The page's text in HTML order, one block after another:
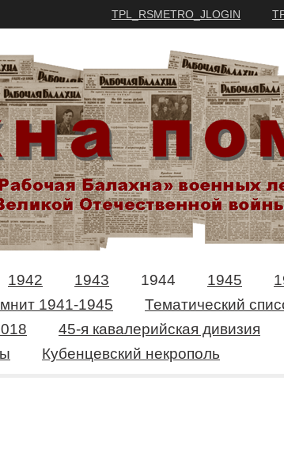
TPL_RSMETRO_JLOGIN
1942 1943 1944 1945
1941-1945
Тематический
45-я кавалерийская дивизия
Кубенцевский некрополь